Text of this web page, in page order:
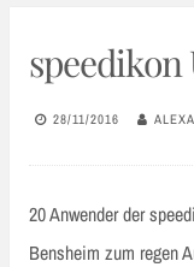
speedikon
28/11/2016
20 Anwender der
Bensheim zum regen